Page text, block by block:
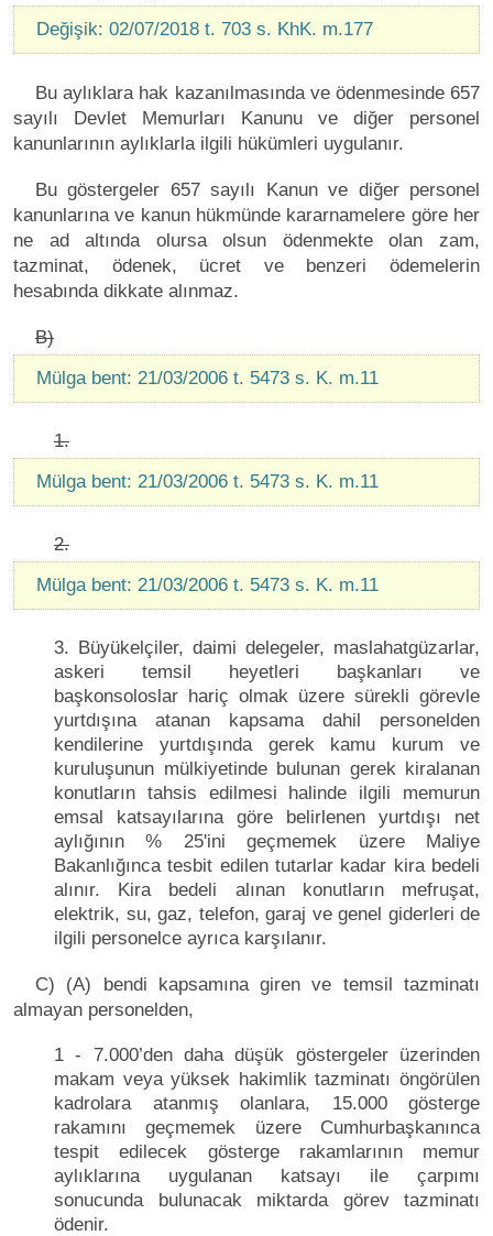
Değişik: 02/07/2018 t. 703 s. KhK. m.177
Bu aylıklara hak kazanılmasında ve ödenmesinde 657
sayılı Devlet Memurları Kanunu ve diğer personel
kanunlarının aylıklarla ilgili hükümleri uygulanır.
Bu göstergeler 657 sayılı Kanun ve diğer personel
kanunlarına ve kanun hükmünde kararnamelere göre her
ne ad altında olursa olsun ödenmekte olan zam,
tazminat, ödenek, ücret ve benzeri ödemelerin
hesabında dikkate alınmaz.
B)
Mülga bent: 21/03/2006 t. 5473 s. K. m.11
1.
Mülga bent: 21/03/2006 t. 5473 s. K. m.11
2.
Mülga bent: 21/03/2006 t. 5473 s. K. m.11
3. Büyükelçiler, daimi delegeler, maslahatgüzarlar,
askeri temsil heyetleri başkanları ve
başkonsoloslar hariç olmak üzere sürekli görevle
yurtdışına atanan kapsama dahil personelden
kendilerine yurtdışında gerek kamu kurum ve
kuruluşunun mülkiyetinde bulunan gerek kiralanan
konutların tahsis edilmesi halinde ilgili memurun
emsal katsayılarına göre belirlenen yurtdışı net
aylığının % 25'ini geçmemek üzere Maliye
Bakanlığınca tesbit edilen tutarlar kadar kira bedeli
alınır. Kira bedeli alınan konutların mefruşat,
elektrik, su, gaz, telefon, garaj ve genel giderleri de
ilgili personelce ayrıca karşılanır.
C) (A) bendi kapsamına giren ve temsil tazminatı
almayan personelden,
1 - 7.000’den daha düşük göstergeler üzerinden
makam veya yüksek hakimlik tazminatı öngörülen
kadrolara atanmış olanlara, 15.000 gösterge
rakamını geçmemek üzere Cumhurbaşkanınca
tespit edilecek gösterge rakamlarının memur
aylıklarına uygulanan katsayı ile çarpımı
sonucunda bulunacak miktarda görev tazminatı
ödenir.